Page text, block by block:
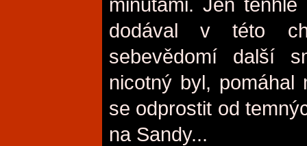
dodával v této
sebevědomí další
nicotný byl,
se odprostit od
na Sandy...